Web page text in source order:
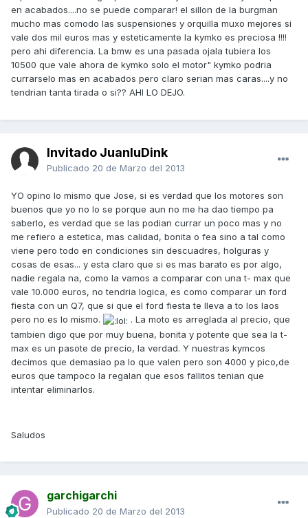
en acabados....no se puede comparar! el sillon de la burgman
mucho mas comodo las suspensiones y orquilla muxo mejores si
vale dos mil euros mas y esteticamente la kymko es preciosa !!!!
pero ahi diferencia. La bmw es una pasada ojala tubiera los
10500 que vale ahora de kymko solo el motor" kymko podria
currarselo mas en acabados pero claro serian mas caras....y no
tendrian tanta tirada o si?? AHI LO DEJO.
Invitado JuanluDink
Publicado 20 de Marzo del 2013
YO opino lo mismo que Jose, si es verdad que los motores son
buenos que yo no lo se porque aun no me ha dao tiempo pa
saberlo, es verdad que se las podian currar un poco mas y no
me refiero a estetica, mas calidad, bonita o fea sino a tal como
viene pero todo en condiciones sin descuadres, holguras y
cosas de esas... y esta claro que si es mas barato es por algo,
nadie regala na, como la vamos a comparar con una t- max que
vale 10.000 euros, no tendria logica, es como comparar un ford
fiesta con un Q7, que si que el ford fiesta te lleva a to los laos
pero no es lo mismo.
. La moto es arreglada al precio, que
tambien digo que por muy buena, bonita y potente que sea la t-
max es un pasote de precio, la verdad. Y nuestras kymcos
decimos que demasiao pa lo que valen pero son 4000 y pico,de
euros que tampoco la regalan que esos fallitos tenian que
intentar eliminarlos.
Saludos
garchigarchi
Publicado 20 de Marzo del 2013